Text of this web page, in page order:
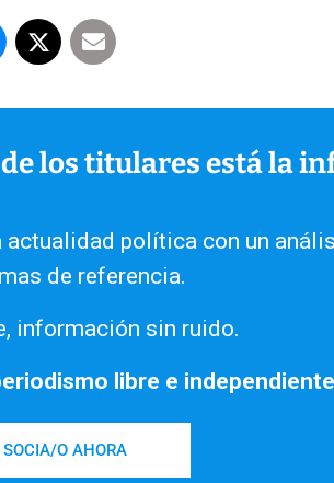
los titulares está la
actualidad política con un
de referencia.
información sin ruido.
libre e
O AHORA